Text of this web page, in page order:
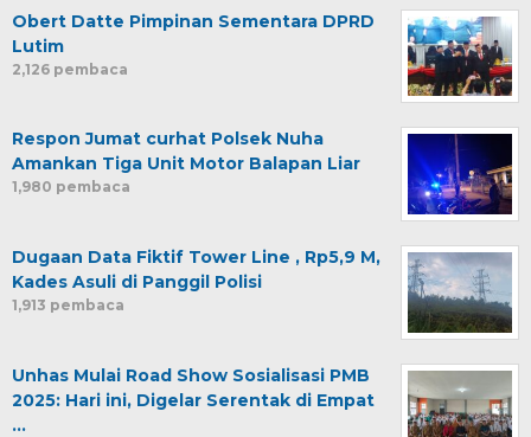
Obert Datte Pimpinan Sementara DPRD
Lutim
2,126 pembaca
Respon Jumat curhat Polsek Nuha
Amankan Tiga Unit Motor Balapan Liar
1,980 pembaca
Dugaan Data Fiktif Tower Line , Rp5,9 M,
Kades Asuli di Panggil Polisi
1,913 pembaca
Unhas Mulai Road Show Sosialisasi PMB
2025: Hari ini, Digelar Serentak di Empat
…